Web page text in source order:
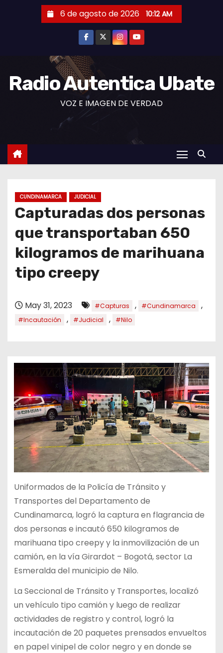
6 de agosto de 2026 10:12 AM
Radio Autentica Ubate
VOZ E IMAGEN DE VERDAD
CUNDINAMARCA JUDICIAL
Capturadas dos personas
que transportaban 650
kilogramos de marihuana
tipo creepy
May 31, 2023 #Capturas , #Cundinamarca ,
#Incautación , #Judicial , #Nilo
Uniformados de la Policía de Tránsito y
Transportes del Departamento de
Cundinamarca, logró la captura en flagrancia de
dos personas e incautó 650 kilogramos de
marihuana tipo creepy y la inmovilización de un
camión, en la vía Girardot – Bogotá, sector La
Esmeralda del municipio de Nilo.
La Seccional de Tránsito y Transportes, localizó
un vehículo tipo camión y luego de realizar
actividades de registro y control, logró la
incautación de 20 paquetes prensados envueltos
en papel vinipel de color negro y en donde se